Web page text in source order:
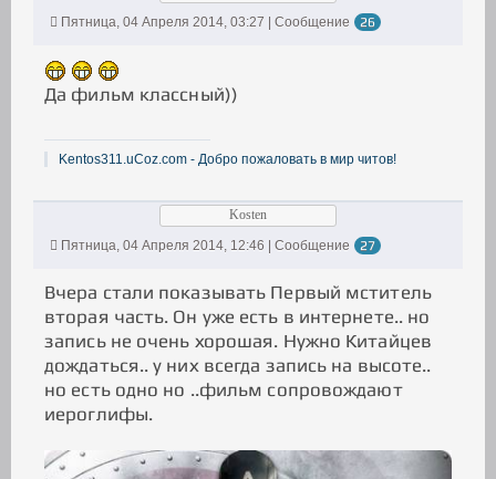
Пятница, 04 Апреля 2014, 03:27 | Сообщение
26
Да фильм классный))
Kentos311.uCoz.com - Добро пожаловать в мир читов!
Kosten
Пятница, 04 Апреля 2014, 12:46 | Сообщение
27
Вчера стали показывать Первый мститель
вторая часть. Он уже есть в интернете.. но
запись не очень хорошая. Нужно Китайцев
дождаться.. у них всегда запись на высоте..
но есть одно но ..фильм сопровождают
иероглифы.